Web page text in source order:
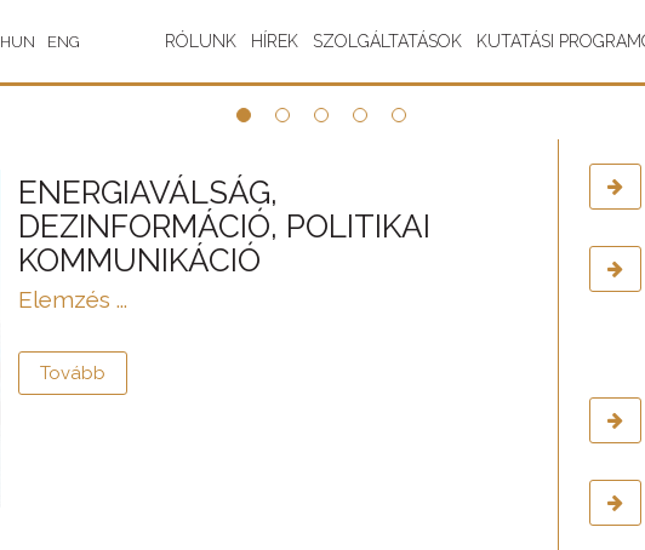
HUN ENG RÓLUNK HÍREK SZOLGÁLTATÁSOK KUTATÁSI
ENERGIAVÁLSÁG,
DEZINFORMÁCIÓ, POLITIKAI
KOMMUNIKÁCIÓ
Elemzés ...
Tovább